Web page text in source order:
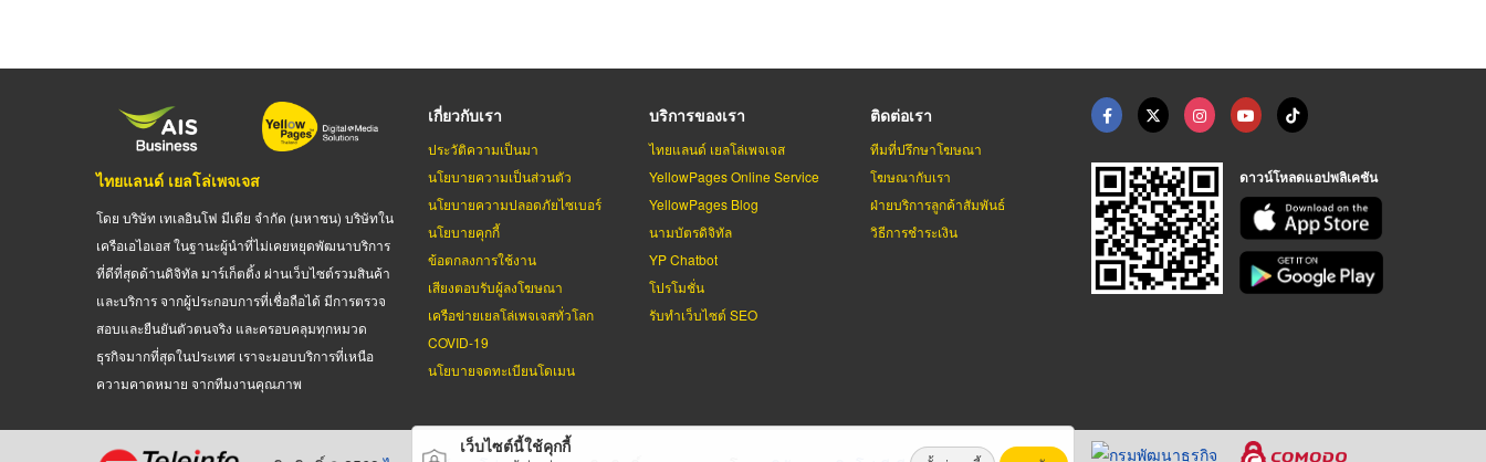
ไทยแลนด์ เยลโล่เพจเจส
โดย บริษัท เทเลอินโฟ มีเดีย จำกัด (มหาชน) บริษัทใน
เครือเอไอเอส ในฐานะผู้นำที่ไม่เคยหยุดพัฒนาบริการ
ที่ดีที่สุดด้านดิจิทัล มาร์เก็ตติ้ง ผ่านเว็บไซต์รวมสินค้า
และบริการ จากผู้ประกอบการที่เชื่อถือได้ มีการตรวจ
สอบและยืนยันตัวตนจริง และครอบคลุมทุกหมวด
ธุรกิจมากที่สุดในประเทศ เราจะมอบบริการที่เหนือ
ความคาดหมาย จากทีมงานคุณภาพ
เกี่ยวกับเรา
ประวัติความเป็นมา
นโยบายความเป็นส่วนตัว
นโยบายความปลอดภัยไซเบอร์
นโยบายคุกกี้
ข้อตกลงการใช้งาน
เสียงตอบรับผู้ลงโฆษณา
เครือข่ายเยลโล่เพจเจสทั่วโลก
COVID-19
นโยบายจดทะเบียนโดเมน
บริการของเรา
ไทยแลนด์ เยลโล่เพจเจส
YellowPages Online Service
YellowPages Blog
นามบัตรดิจิทัล
YP Chatbot
โปรโมชั่น
รับทำเว็บไซต์ SEO
ติดต่อเรา
ทีมที่ปรึกษาโฆษณา
โฆษณากับเรา
ฝ่ายบริการลูกค้าสัมพันธ์
วิธีการชำระเงิน
ดาวน์โหลดแอปพลิเคชัน
เว็บไซต์นี้ใช้คุกกี้